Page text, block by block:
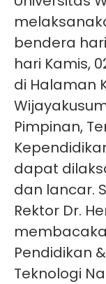
bendera
hari Kamis,
di Halaman
Pimpinan,
dapat
dan lancar.
Rektor Dr.
Pendidikan
Teknologi